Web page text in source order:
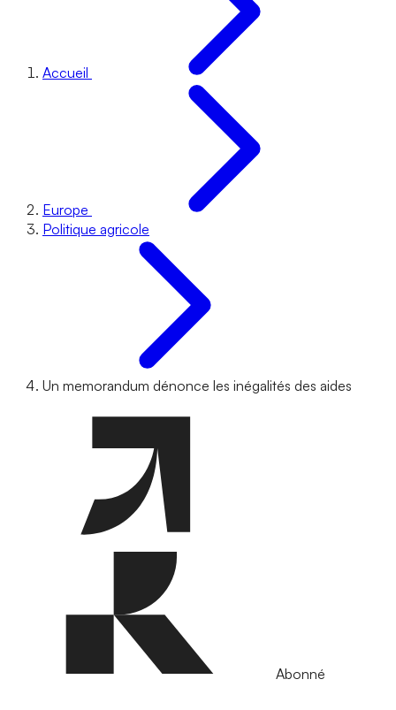
Accueil
Europe
Politique agricole
Un memorandum dénonce les inégalités des aides
Abonné